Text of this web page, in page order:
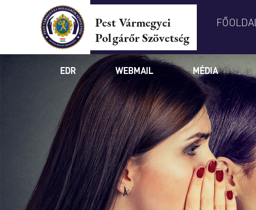
Pest Vármegyei
Polgárőr Szövetség
FŐOLDAL
EDR WEBMAIL MÉDIA